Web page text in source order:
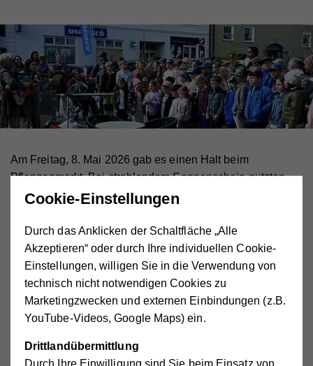
Am Freitag, 8. Mai 2026 gab es einen Halt beim
Pflanzenmarkt. Bei strahlendem Sonnenschein nutzten
viele Besucher:innen die Gelegenheit sich wertvolle Tipps
und erfuhren, wie sie mit kleinen Schritten große Wirkung
für ihre Gesundheit erzielen können.
Neben dem vielfältigen Hilfswerk-Angebot erwartete die
Gäste an diesem Tag ein abwechslungsreiches
Rahmenprogramm. Der Bauernmarkt lockte mit regionalen
Schmankerln, frischen Bauernkrapfen sowie Kaffee und
Kuchen im Kulturcafé des Hilfswerks. Auch im Second-
Hand-Laden „Stöbereck“ wurde nach Herzenslust
Cookie-Einstellungen
Durch das Anklicken der Schaltfläche „Alle
Akzeptieren“ oder durch Ihre individuellen Cookie-
Einstellungen, willigen Sie in die Verwendung von
technisch nicht notwendigen Cookies zu
Marketingzwecken und externen Einbindungen (z.B.
YouTube-Videos, Google Maps) ein.
Drittlandübermittlung
Durch Ihre Einwilligung sind Sie beim Einsatz von